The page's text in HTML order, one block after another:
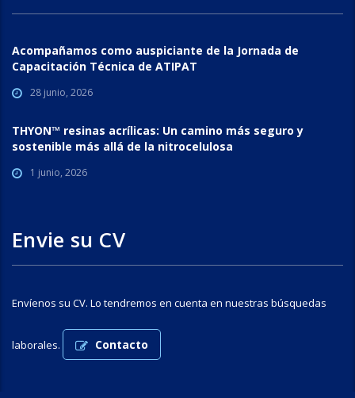
Acompañamos como auspiciante de la Jornada de
Capacitación Técnica de ATIPAT
28 junio, 2026
THYON™ resinas acrílicas: Un camino más seguro y
sostenible más allá de la nitrocelulosa
1 junio, 2026
Envie su CV
Envíenos su CV. Lo tendremos en cuenta en nuestras búsquedas
laborales. Contacto